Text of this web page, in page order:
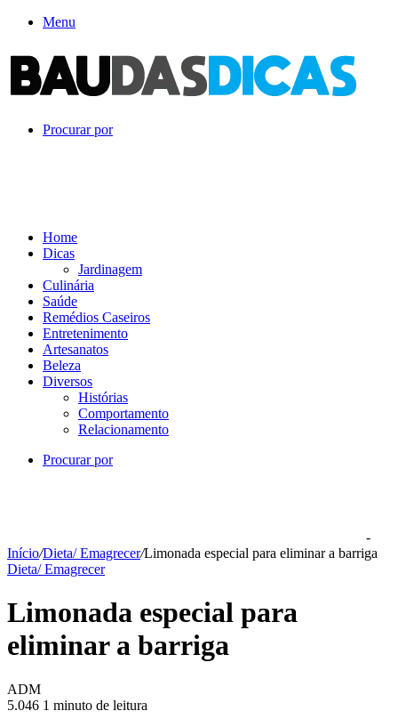
Menu
Procurar por
Home
Dicas
Jardinagem
Culinária
Saúde
Remédios Caseiros
Entretenimento
Artesanatos
Beleza
Diversos
Histórias
Comportamento
Relacionamento
Procurar por
-
Início/Dieta/ Emagrecer/Limonada especial para eliminar a barriga
Dieta/ Emagrecer
Limonada especial para
eliminar a barriga
ADM
5.046 1 minuto de leitura